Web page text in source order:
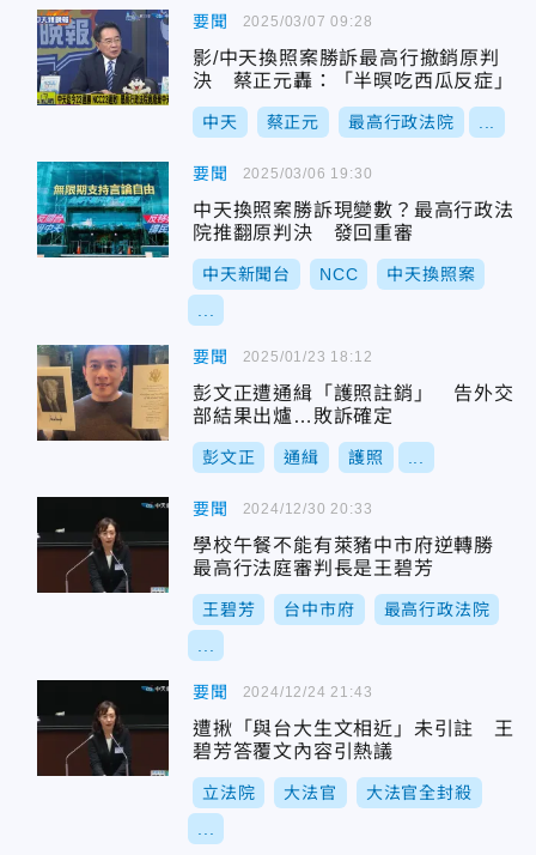
要聞
影/中天換照案勝訴最高行撤銷原判
決 蔡正元轟：「半暝吃西瓜反症」
中天 蔡正元 最高行政法院
2025/03/07 09:28
要聞
中天換照案勝訴現變數？最高行政法
院推翻原判決 發回重審
中天新聞台 NCC 中天換照案
2025/03/06 19:30
要聞
彭文正遭通緝「護照註銷」 告外交
部結果出爐…敗訴確定
彭文正 通緝 護照
2025/01/23 18:12
要聞
學校午餐不能有萊豬中市府逆轉勝
最高行法庭審判長是王碧芳
王碧芳 台中市府 最高行政法院
2024/12/30 20:33
要聞
遭揪「與台大生文相近」未引註 王
碧芳答覆文內容引熱議
立法院 大法官 大法官全封殺
2024/12/24 21:43